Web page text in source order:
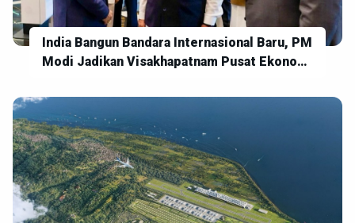
India Bangun Bandara Internasional Baru, PM
Modi Jadikan Visakhapatnam Pusat Ekonomi